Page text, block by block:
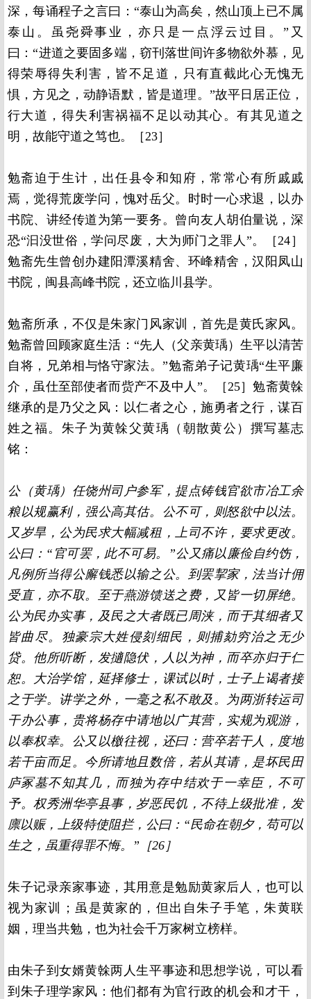
深，每诵程子之言曰：“泰山为高矣，然山顶上已不属
泰山。虽尧舜事业，亦只是一点浮云过目。”又
曰：“进道之要固多端，窃刊落世间许多物欲外慕，见
得荣辱得失利害，皆不足道，只有直截此心无愧无
惧，方见之，动静语默，皆是道理。”故平日居正位，
行大道，得失利害祸福不足以动其心。有其见道之
明，故能守道之笃也。［23］
勉斋迫于生计，出任县令和知府，常常心有所戚戚
焉，觉得荒废学问，愧对岳父。时时一心求退，以办
书院、讲经传道为第一要务。曾向友人胡伯量说，深
恐“汩没世俗，学问尽废，大为师门之罪人”。［24］
勉斋先生曾创办建阳潭溪精舍、环峰精舍，汉阳凤山
书院，闽县高峰书院，还立临川县学。
勉斋所承，不仅是朱家门风家训，首先是黄氏家风。
勉斋曾回顾家庭生活：“先人（父亲黄瑀）生平以清苦
自将，兄弟相与恪守家法。”勉斋弟子记黄瑀“生平廉
介，虽仕至部使者而赀产不及中人”。［25］勉斋黄榦
继承的是乃父之风：以仁者之心，施勇者之行，谋百
姓之福。朱子为黄榦父黄瑀（朝散黄公）撰写墓志
铭：
公（黄瑀）任饶州司户参军，提点铸钱官欲市冶工余
粮以规赢利，强公高其估。公不可，则怒欲中以法。
又岁旱，公为民求大幅减租，上司不许，要求更改。
公曰：“官可罢，此不可易。”公又痛以廉俭自约饬，
凡例所当得公廨钱悉以输之公。到罢挈家，法当计佣
受直，亦不取。至于燕游馈送之费，又皆一切屏绝。
公为民办实事，及民之大者既已周浃，而于其细者又
皆曲尽。独豪宗大姓侵刻细民，则捕劾穷治之无少
贷。他所听断，发擿隐伏，人以为神，而卒亦归于仁
恕。大治学馆，延择修士，课试以时，士子上谒者接
之于学。讲学之外，一毫之私不敢及。为两浙转运司
干办公事，贵将杨存中请地以广其营，实规为观游，
以奉权幸。公又以檄往视，还曰：营卒若干人，度地
若干亩而足。今所请地且数倍，若从其请，是坏民田
庐冢墓不知其几，而独为存中结欢于一幸臣，不可
予。权秀洲华亭县事，岁恶民饥，不待上级批准，发
廪以赈，上级特使阻拦，公曰：“民命在朝夕，苟可以
生之，虽重得罪不悔。”［26］
朱子记录亲家事迹，其用意是勉励黄家后人，也可以
视为家训；虽是黄家的，但出自朱子手笔，朱黄联
姻，理当共勉，也为社会千万家树立榜样。
由朱子到女婿黄榦两人生平事迹和思想学说，可以看
到朱子理学家风：他们都有为官行政的机会和才干，